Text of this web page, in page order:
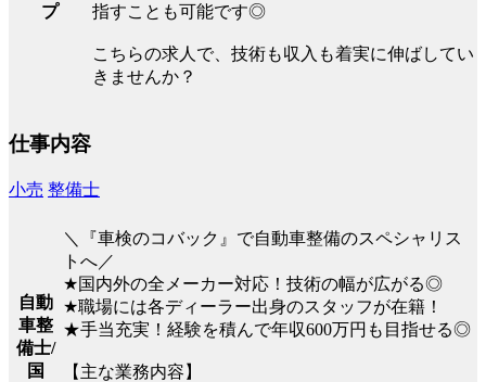
プ
指すことも可能です◎
こちらの求人で、技術も収入も着実に伸ばしてい
きませんか？
仕事内容
小売 整備士
自動
車整
備士/
国
＼『車検のコバック』で自動車整備のスペシャリス
トへ／
★国内外の全メーカー対応！技術の幅が広がる◎
★職場には各ディーラー出身のスタッフが在籍！
★手当充実！経験を積んで年収600万円も目指せる◎
【主な業務内容】